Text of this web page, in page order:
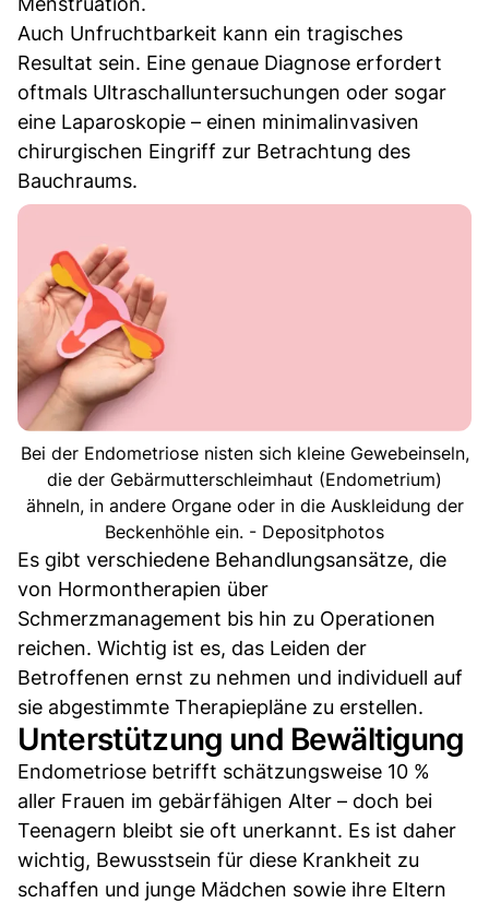
Auch Unfruchtbarkeit kann ein tragisches
Resultat sein. Eine genaue Diagnose erfordert
oftmals Ultraschalluntersuchungen oder sogar
eine Laparoskopie – einen minimalinvasiven
chirurgischen Eingriff zur Betrachtung des
Bauchraums.
Bei der Endometriose nisten sich kleine Gewebeinseln,
die der Gebärmutterschleimhaut (Endometrium)
ähneln, in andere Organe oder in die Auskleidung der
Beckenhöhle ein. - Depositphotos
Es gibt verschiedene Behandlungsansätze, die
von Hormontherapien über
Schmerzmanagement bis hin zu Operationen
reichen. Wichtig ist es, das Leiden der
Betroffenen ernst zu nehmen und individuell auf
sie abgestimmte Therapiepläne zu erstellen.
Unterstützung und Bewältigung
Endometriose betrifft schätzungsweise 10 %
aller Frauen im gebärfähigen Alter – doch bei
Teenagern bleibt sie oft unerkannt. Es ist daher
wichtig, Bewusstsein für diese Krankheit zu
schaffen und junge Mädchen sowie ihre Eltern